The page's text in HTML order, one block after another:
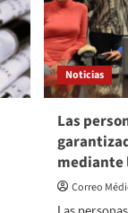
Noticias
Las
mediante
Correo
Las